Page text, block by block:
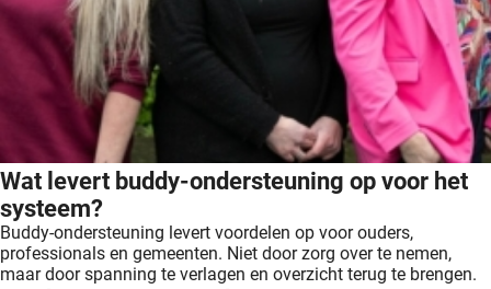
Wat levert buddy-ondersteuning op voor het
systeem?
Buddy-ondersteuning levert voordelen op voor ouders,
professionals en gemeenten. Niet door zorg over te nemen,
maar door spanning te verlagen en overzicht terug te brengen.